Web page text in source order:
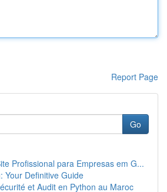
Report Page
Go
Profissional para Empresas em G...
Your Definitive Guide
et Audit en Python au Maroc